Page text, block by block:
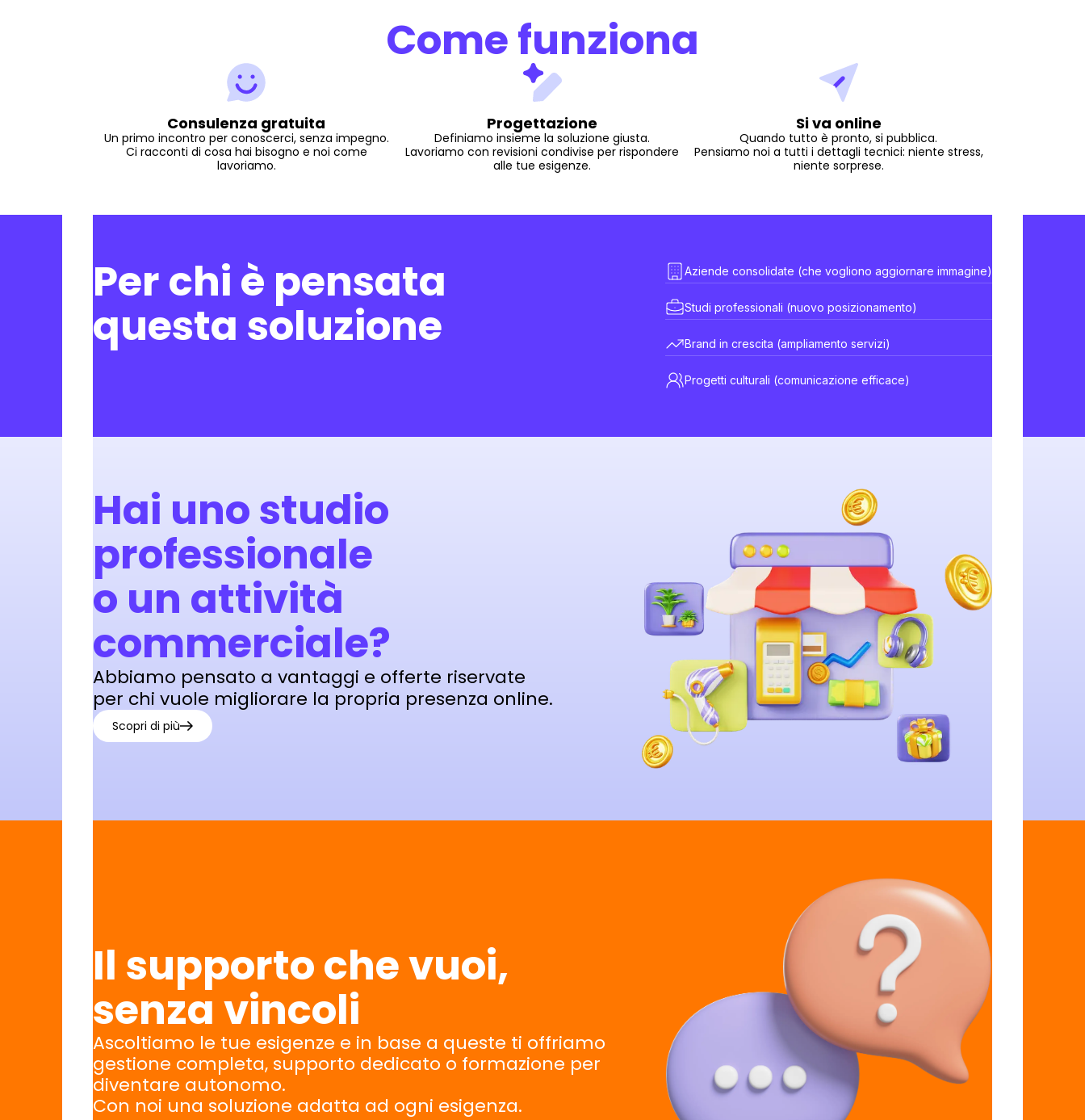
Come funziona
Consulenza gratuita
Un primo incontro per conoscerci, senza impegno.
Ci racconti di cosa hai bisogno e noi come
lavoriamo.
Progettazione
Definiamo insieme la soluzione giusta.
Lavoriamo con revisioni condivise per rispondere
alle tue esigenze.
Si va online
Quando tutto è pronto, si pubblica.
Pensiamo noi a tutti i dettagli tecnici: niente stress,
niente sorprese.
Per chi è pensata
questa soluzione
Aziende consolidate (che vogliono aggiornare immagine)
Studi professionali (nuovo posizionamento)
Brand in crescita (ampliamento servizi)
Progetti culturali (comunicazione efficace)
Hai uno studio
professionale
o un attività
commerciale?
Abbiamo pensato a vantaggi e offerte riservate
per chi vuole migliorare la propria presenza online.
Scopri di più
Il supporto che vuoi,
senza vincoli
Ascoltiamo le tue esigenze e in base a queste ti offriamo
gestione completa, supporto dedicato o formazione per
diventare autonomo.
Con noi una soluzione adatta ad ogni esigenza.